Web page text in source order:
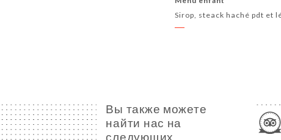
Sirop, steack haché pdt et
Вы также можете
найти нас на
следующих